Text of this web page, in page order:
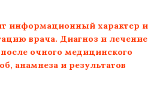
информационный характер и
врача. Диагноз и лечение
очного медицинского
анамнеза и результатов